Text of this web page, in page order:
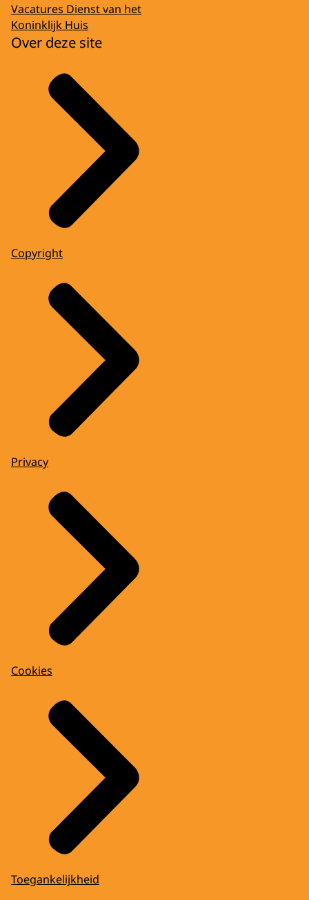
Vacatures Dienst van het
Koninklijk Huis
Over deze site
Copyright
Privacy
Cookies
Toegankelijkheid